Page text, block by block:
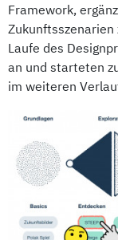
Framework,
Zukunftsszenarien
Laufe des
an und starteten
im weiteren